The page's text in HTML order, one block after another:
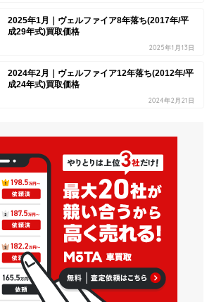
2025年1月｜ヴェルファイア8年落ち(2017年/平
成29年式)買取価格
2025年1月13日
2024年2月｜ヴェルファイア12年落ち(2012年/平
成24年式)買取価格
2024年2月21日